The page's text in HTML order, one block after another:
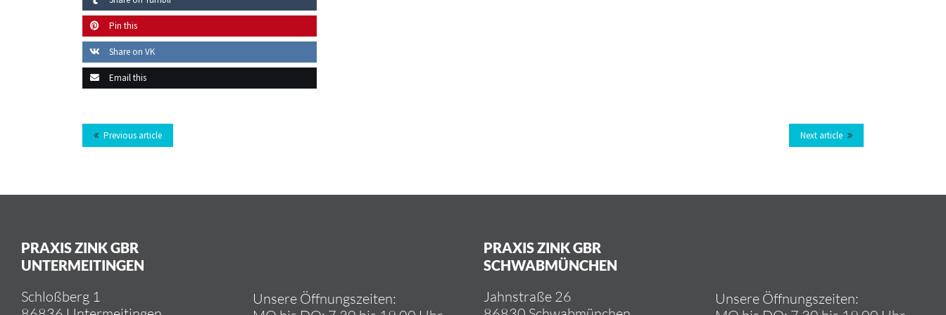
Pin this
Share on VK
Email this
Next article
Previous article
PRAXIS ZINK GBR
UNTERMEITINGEN
Schloß­berg 1
Un­se­re Öff­nungs­zei­ten:
PRAXIS ZINK GBR
SCHWABMÜNCHEN
Jahn­stra­ße 26
Un­se­re Öff­nungs­zei­ten: